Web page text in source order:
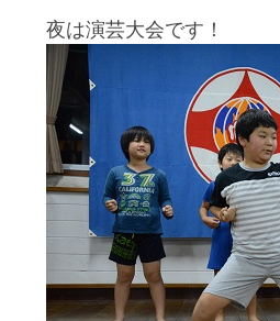
夜は演芸大会です！